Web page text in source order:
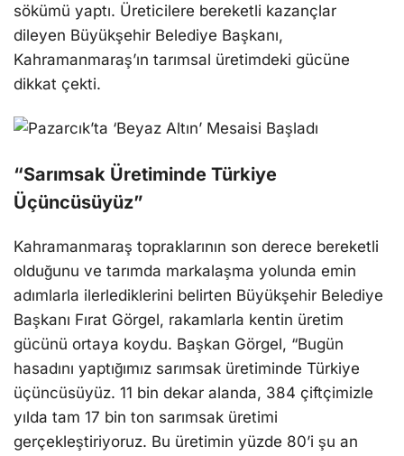
sökümü yaptı. Üreticilere bereketli kazançlar
dileyen Büyükşehir Belediye Başkanı,
Kahramanmaraş’ın tarımsal üretimdeki gücüne
dikkat çekti.
“Sarımsak Üretiminde Türkiye
Üçüncüsüyüz”
Kahramanmaraş topraklarının son derece bereketli
olduğunu ve tarımda markalaşma yolunda emin
adımlarla ilerlediklerini belirten Büyükşehir Belediye
Başkanı Fırat Görgel, rakamlarla kentin üretim
gücünü ortaya koydu. Başkan Görgel, “Bugün
hasadını yaptığımız sarımsak üretiminde Türkiye
üçüncüsüyüz. 11 bin dekar alanda, 384 çiftçimizle
yılda tam 17 bin ton sarımsak üretimi
gerçekleştiriyoruz. Bu üretimin yüzde 80’i şu an